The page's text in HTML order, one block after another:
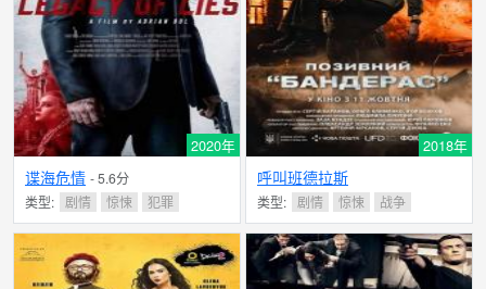
2020年
谍海危情 - 5.6分
类型: 剧情 惊悚 犯罪
2018年
呼叫班德拉斯
类型: 剧情 惊悚 战争